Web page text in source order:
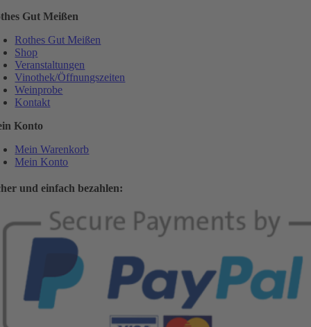
Gut Meißen
Rothes Gut Meißen
Shop
Veranstaltungen
Vinothek/Öffnungszeiten
Weinprobe
Kontakt
Konto
Mein Warenkorb
Mein Konto
und einfach bezahlen: